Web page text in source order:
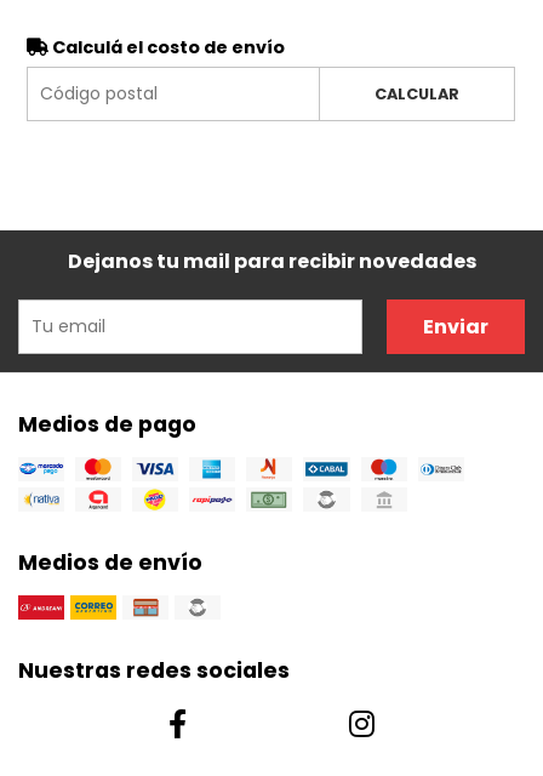
Calculá el costo de envío
CALCULAR
Dejanos tu mail para recibir novedades
Enviar
Medios de pago
Medios de envío
Nuestras redes sociales